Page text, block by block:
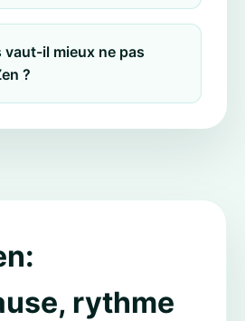
vaut-il mieux ne pas
?
rythme